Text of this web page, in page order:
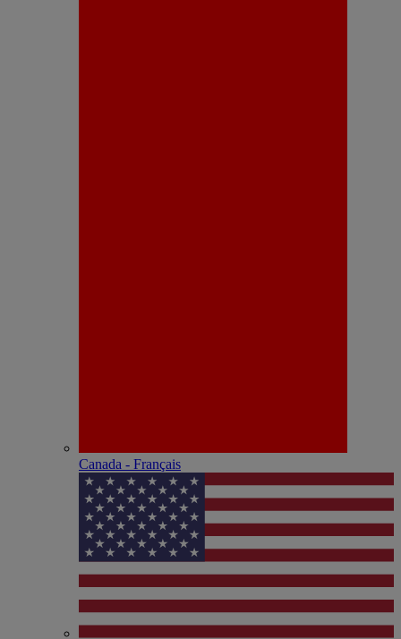
Canada - Français